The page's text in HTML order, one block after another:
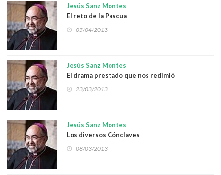
Jesús Sanz Montes
El reto de la Pascua
05/04/2013
Jesús Sanz Montes
El drama prestado que nos redimió
23/03/2013
Jesús Sanz Montes
Los diversos Cónclaves
08/03/2013